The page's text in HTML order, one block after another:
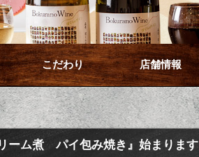
こだわり 店舗情報
ーム煮 パイ包み焼き』始まります